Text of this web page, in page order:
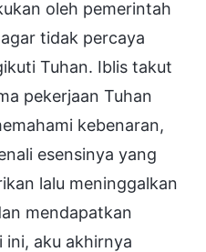
oleh pemerintah
tidak percaya
Tuhan. Iblis takut
pekerjaan Tuhan
kebenaran,
esensinya yang
lalu meninggalkan
mendapatkan
ini, aku akhirnya